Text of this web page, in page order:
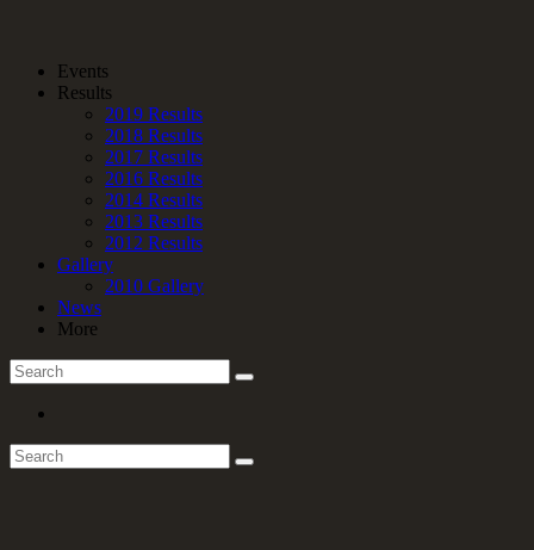
Events
Results
2019 Results
2018 Results
2017 Results
2016 Results
2014 Results
2013 Results
2012 Results
Gallery
2010 Gallery
News
More